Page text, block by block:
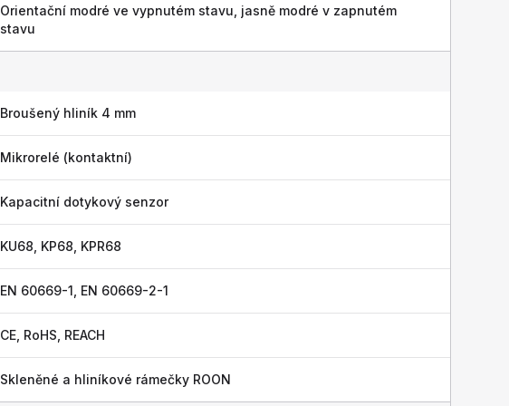
Orientační modré ve vypnutém stavu, jasně modré v zapnutém
stavu
Broušený hliník 4 mm
Mikrorelé (kontaktní)
Kapacitní dotykový senzor
KU68, KP68, KPR68
EN 60669-1, EN 60669-2-1
CE, RoHS, REACH
Skleněné a hliníkové rámečky ROON